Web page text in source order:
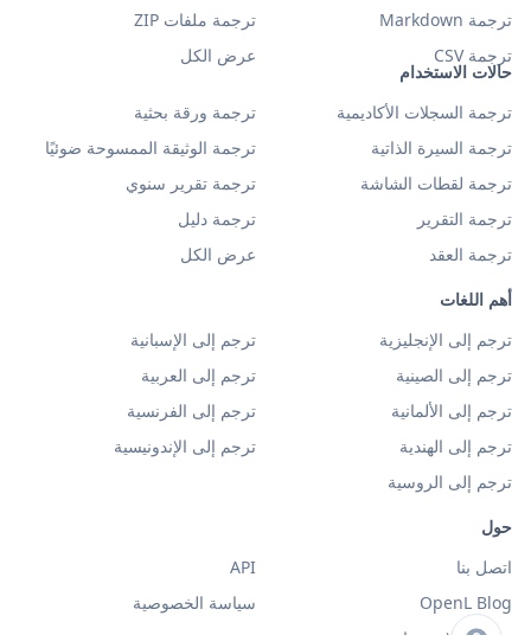
حالات الاستخدام
ترجمة السجلات الأكاديمية
ترجمة ورقة بحثية
ترجمة السيرة الذاتية
ترجمة الوثيقة الممسوحة ضوئيًا
ترجمة لقطات الشاشة
ترجمة تقرير سنوي
ترجمة التقرير
ترجمة دليل
ترجمة العقد
عرض الكل
أهم اللغات
ترجم إلى الإنجليزية
ترجم إلى الإسبانية
ترجم إلى الصينية
ترجم إلى العربية
ترجم إلى الألمانية
ترجم إلى الفرنسية
ترجم إلى الهندية
ترجم إلى الإندونيسية
ترجم إلى الروسية
ترجمة Markdown
ترجمة ملفات ZIP
ترجمة CSV
عرض الكل
حول
اتصل بنا
API
OpenL Blog
سياسة الخصوصية